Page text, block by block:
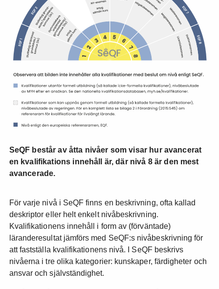
SeQF består av åtta nivåer som visar hur avancerat
en kvalifikations innehåll är, där nivå 8 är den mest
avancerade.
För varje nivå i SeQF finns en beskrivning, ofta kallad
deskriptor eller helt enkelt nivåbeskrivning.
Kvalifikationens innehåll i form av (förväntade)
läranderesultat jämförs med SeQF:s nivåbeskrivning för
att fastställa kvalifikationens nivå. I SeQF beskrivs
nivåerna i tre olika kategorier: kunskaper, färdigheter och
ansvar och självständighet.